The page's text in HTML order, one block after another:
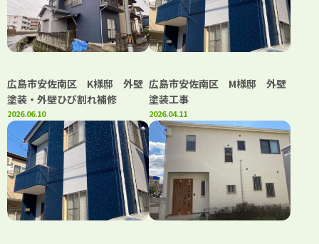
広島市安佐南区 K様邸 外壁
塗装・外壁ひび割れ補修
2026.06.10
広島市安佐南区 M様邸 外壁
塗装工事
2026.04.11